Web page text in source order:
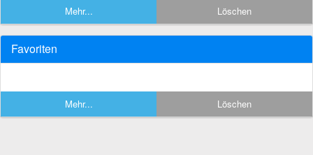
Mehr... Löschen
Favoriten
Mehr... Löschen